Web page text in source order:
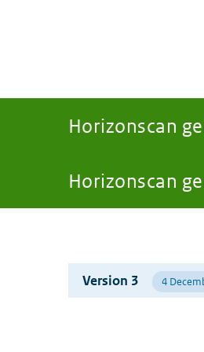
Horizonscan
You
here:
Horizonscan
Version 3 4